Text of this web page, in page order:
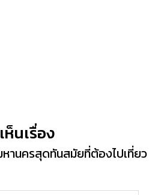
นเรื่อง
หานครสุดทันสมัยที่ต้องไปเที่ยว